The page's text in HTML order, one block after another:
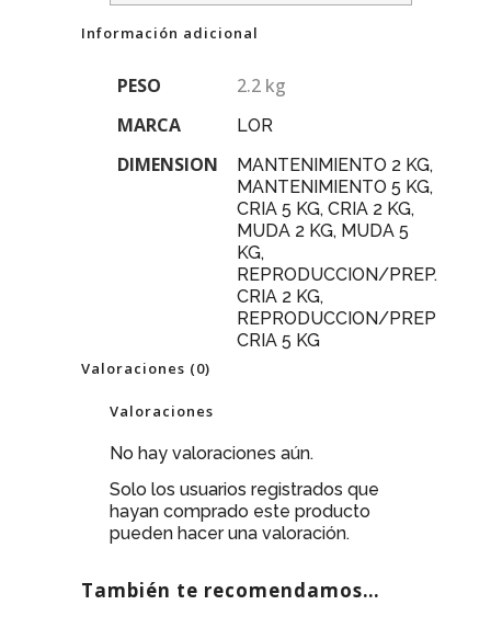
Información adicional
PESO
2.2 kg
MARCA
LOR
DIMENSION
MANTENIMIENTO 2 KG,
MANTENIMIENTO 5 KG,
CRIA 5 KG, CRIA 2 KG,
MUDA 2 KG, MUDA 5
KG,
REPRODUCCION/PREP.
CRIA 2 KG,
REPRODUCCION/PREP
CRIA 5 KG
Valoraciones (0)
Valoraciones
No hay valoraciones aún.
Solo los usuarios registrados que
hayan comprado este producto
pueden hacer una valoración.
También te recomendamos…